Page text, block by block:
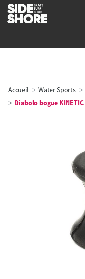
Accueil Water Sports
Diabolo bogue KINETIC